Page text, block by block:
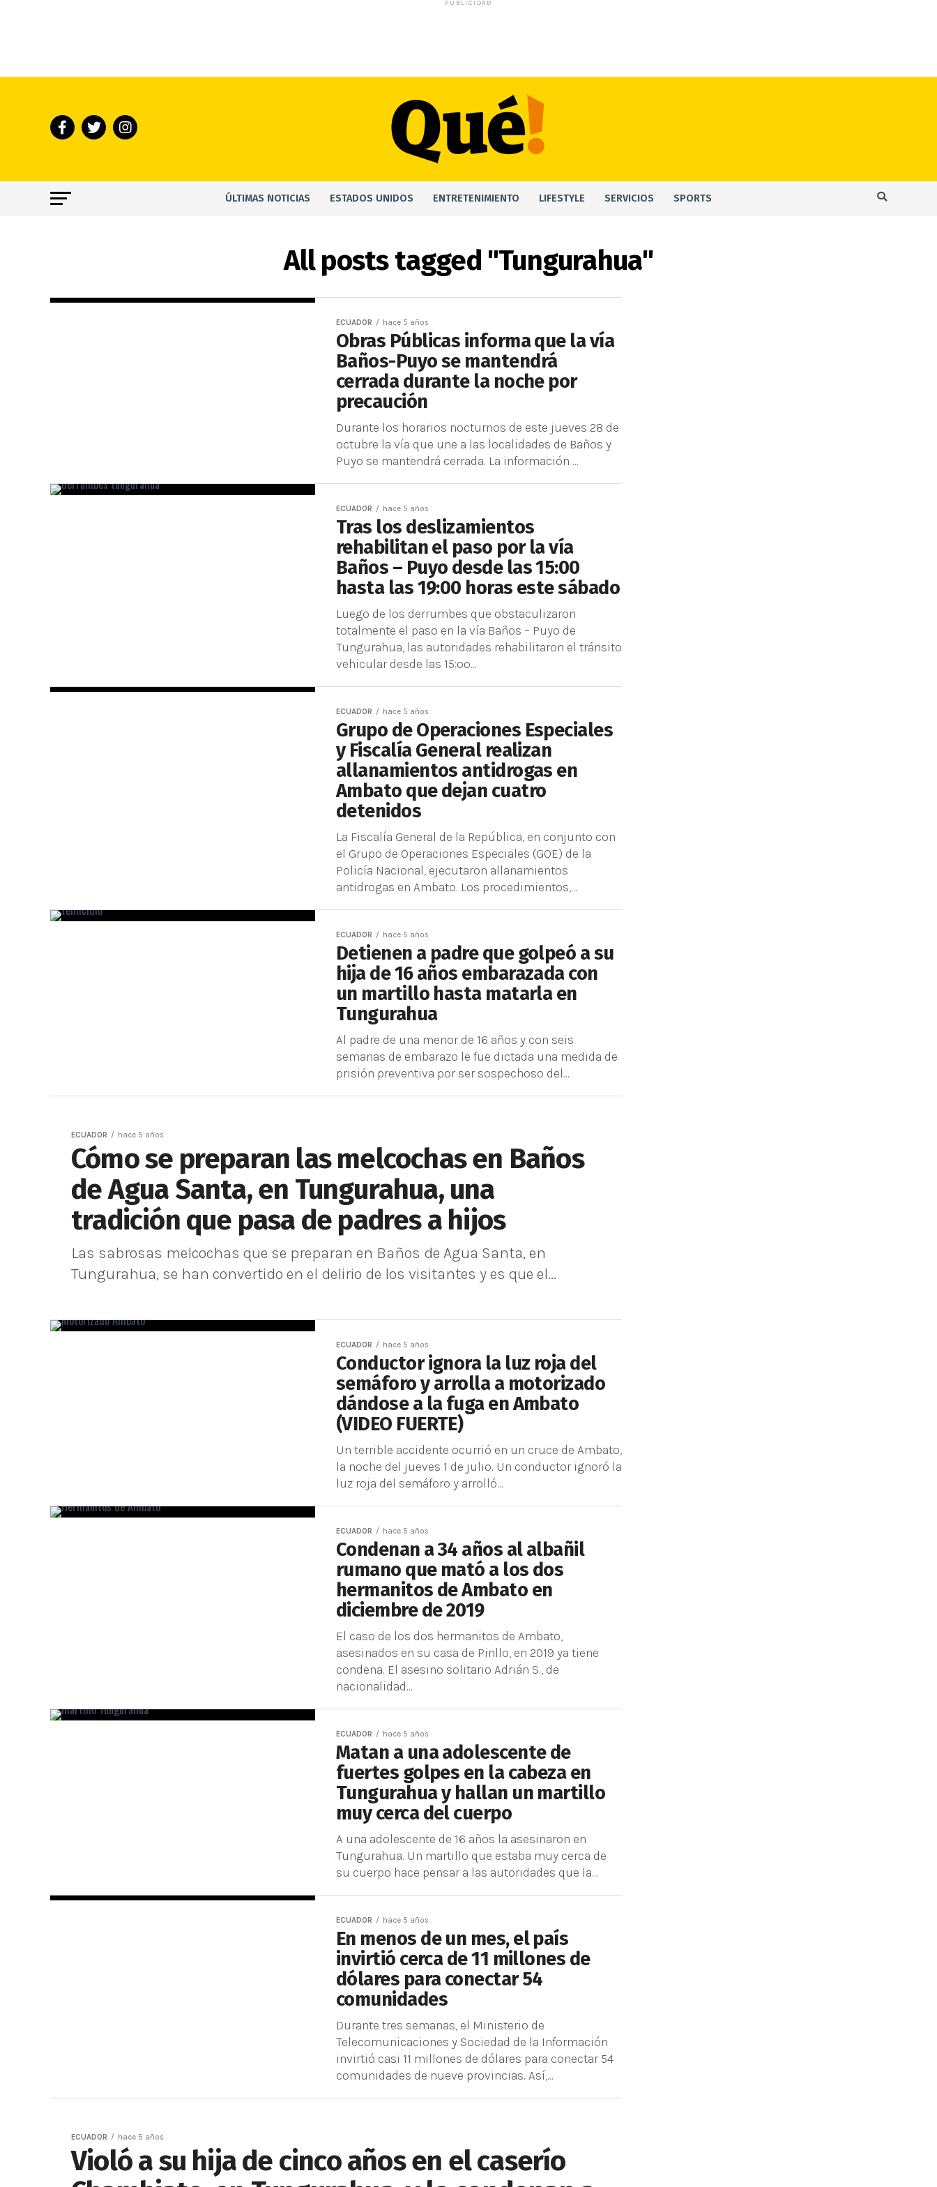
PUBLICIDAD
ÚLTIMAS NOTICIAS ESTADOS UNIDOS ENTRETENIMIENTO LIFESTYLE SERVICIOS SPORTS
All posts tagged "Tungurahua"
ECUADOR hace 5 años
Obras Públicas informa que la vía
Baños-Puyo se mantendrá
cerrada durante la noche por
precaución
Durante los horarios nocturnos de este jueves 28 de
octubre la vía que une a las localidades de Baños y
Puyo se mantendrá cerrada. La información ...
ECUADOR hace 5 años
Tras los deslizamientos
rehabilitan el paso por la vía
Baños – Puyo desde las 15:00
hasta las 19:00 horas este sábado
Luego de los derrumbes que obstaculizaron
totalmente el paso en la vía Baños – Puyo de
Tungurahua, las autoridades rehabilitaron el tránsito
vehicular desde las 15:oo...
ECUADOR hace 5 años
Grupo de Operaciones Especiales
y Fiscalía General realizan
allanamientos antidrogas en
Ambato que dejan cuatro
detenidos
La Fiscalía General de la República, en conjunto con
el Grupo de Operaciones Especiales (GOE) de la
Policía Nacional, ejecutaron allanamientos
antidrogas en Ambato. Los procedimientos,...
ECUADOR hace 5 años
Detienen a padre que golpeó a su
hija de 16 años embarazada con
un martillo hasta matarla en
Tungurahua
Al padre de una menor de 16 años y con seis
semanas de embarazo le fue dictada una medida de
prisión preventiva por ser sospechoso del...
ECUADOR hace 5 años
Cómo se preparan las melcochas en Baños
de Agua Santa, en Tungurahua, una
tradición que pasa de padres a hijos
Las sabrosas melcochas que se preparan en Baños de Agua Santa, en
Tungurahua, se han convertido en el delirio de los visitantes y es que el...
ECUADOR hace 5 años
Conductor ignora la luz roja del
semáforo y arrolla a motorizado
dándose a la fuga en Ambato
(VIDEO FUERTE)
Un terrible accidente ocurrió en un cruce de Ambato,
la noche del jueves 1 de julio. Un conductor ignoró la
luz roja del semáforo y arrolló...
ECUADOR hace 5 años
Condenan a 34 años al albañil
rumano que mató a los dos
hermanitos de Ambato en
diciembre de 2019
El caso de los dos hermanitos de Ambato,
asesinados en su casa de Pinllo, en 2019 ya tiene
condena. El asesino solitario Adrián S., de
nacionalidad...
ECUADOR hace 5 años
Matan a una adolescente de
fuertes golpes en la cabeza en
Tungurahua y hallan un martillo
muy cerca del cuerpo
A una adolescente de 16 años la asesinaron en
Tungurahua. Un martillo que estaba muy cerca de
su cuerpo hace pensar a las autoridades que la...
ECUADOR hace 5 años
En menos de un mes, el país
invirtió cerca de 11 millones de
dólares para conectar 54
comunidades
Durante tres semanas, el Ministerio de
Telecomunicaciones y Sociedad de la Información
invirtió casi 11 millones de dólares para conectar 54
comunidades de nueve provincias. Así,...
ECUADOR hace 5 años
Violó a su hija de cinco años en el caserío